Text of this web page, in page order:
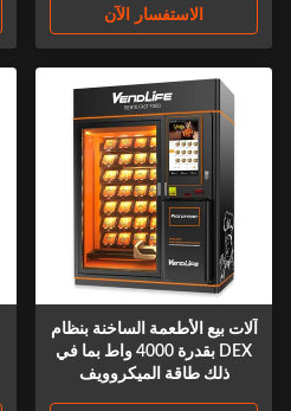
شاشة لمس 3 خطوات، ضاغط
4 أوضاع، إدارة عن بعد 24
دقيقة واحدة
الاستفسار الآن
آلات بيع الأطعمة الساخنة بنظام
DEX بقدرة 4000 واط بما في
ذلك طاقة الميكروويف